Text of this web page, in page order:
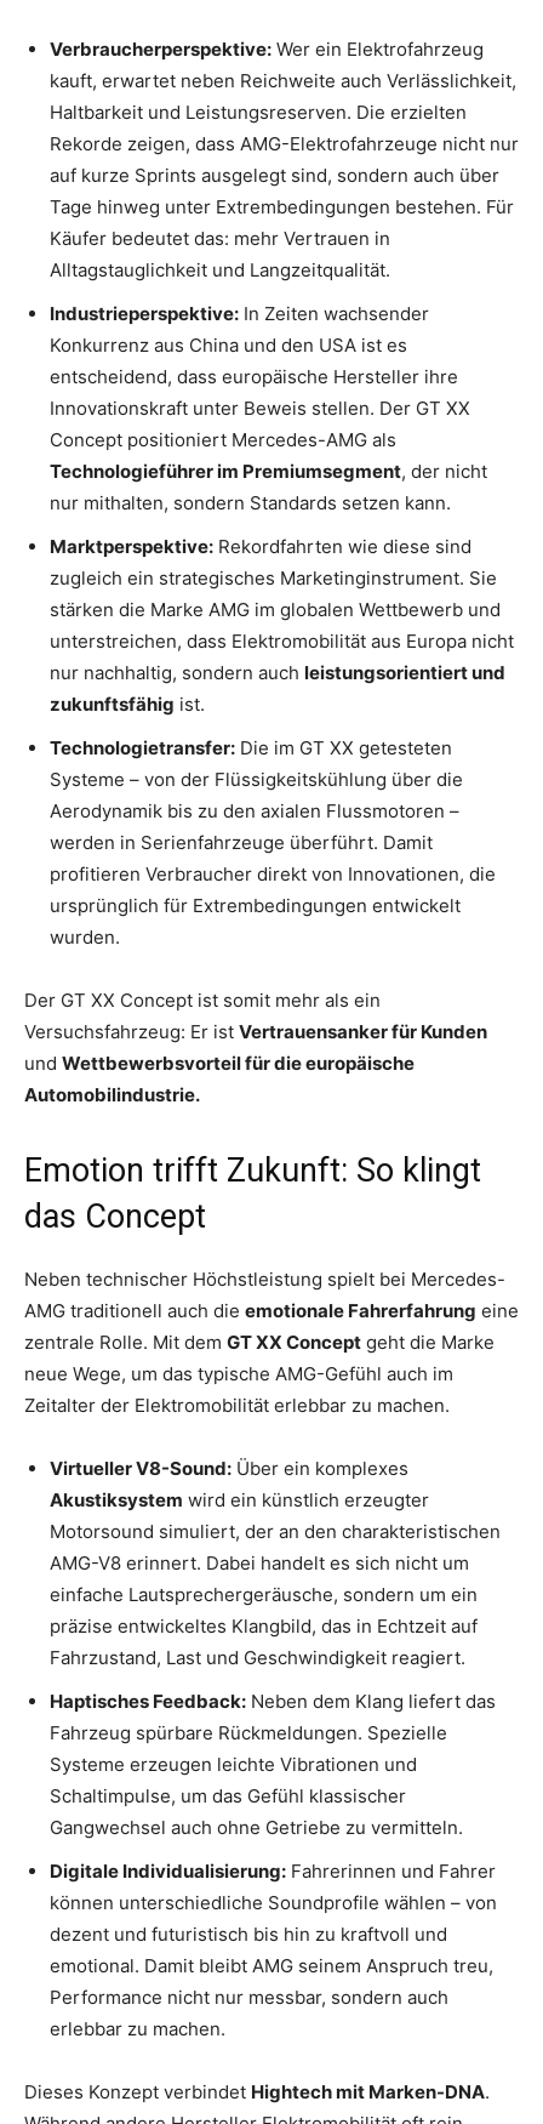
Verbraucherperspektive: Wer ein Elektrofahrzeug
kauft, erwartet neben Reichweite auch Verlässlichkeit,
Haltbarkeit und Leistungsreserven. Die erzielten
Rekorde zeigen, dass AMG-Elektrofahrzeuge nicht nur
auf kurze Sprints ausgelegt sind, sondern auch über
Tage hinweg unter Extrembedingungen bestehen. Für
Käufer bedeutet das: mehr Vertrauen in
Alltagstauglichkeit und Langzeitqualität.
Industrieperspektive: In Zeiten wachsender
Konkurrenz aus China und den USA ist es
entscheidend, dass europäische Hersteller ihre
Innovationskraft unter Beweis stellen. Der GT XX
Concept positioniert Mercedes-AMG als
Technologieführer im Premiumsegment, der nicht
nur mithalten, sondern Standards setzen kann.
Marktperspektive: Rekordfahrten wie diese sind
zugleich ein strategisches Marketinginstrument. Sie
stärken die Marke AMG im globalen Wettbewerb und
unterstreichen, dass Elektromobilität aus Europa nicht
nur nachhaltig, sondern auch leistungsorientiert und
zukunftsfähig ist.
Technologietransfer: Die im GT XX getesteten
Systeme – von der Flüssigkeitskühlung über die
Aerodynamik bis zu den axialen Flussmotoren –
werden in Serienfahrzeuge überführt. Damit
profitieren Verbraucher direkt von Innovationen, die
ursprünglich für Extrembedingungen entwickelt
wurden.
Der GT XX Concept ist somit mehr als ein
Versuchsfahrzeug: Er ist Vertrauensanker für Kunden
und Wettbewerbsvorteil für die europäische
Automobilindustrie.
Emotion trifft Zukunft: So klingt
das Concept
Neben technischer Höchstleistung spielt bei Mercedes-
AMG traditionell auch die emotionale Fahrerfahrung eine
zentrale Rolle. Mit dem GT XX Concept geht die Marke
neue Wege, um das typische AMG-Gefühl auch im
Zeitalter der Elektromobilität erlebbar zu machen.
Virtueller V8-Sound: Über ein komplexes
Akustiksystem wird ein künstlich erzeugter
Motorsound simuliert, der an den charakteristischen
AMG-V8 erinnert. Dabei handelt es sich nicht um
einfache Lautsprechergeräusche, sondern um ein
präzise entwickeltes Klangbild, das in Echtzeit auf
Fahrzustand, Last und Geschwindigkeit reagiert.
Haptisches Feedback: Neben dem Klang liefert das
Fahrzeug spürbare Rückmeldungen. Spezielle
Systeme erzeugen leichte Vibrationen und
Schaltimpulse, um das Gefühl klassischer
Gangwechsel auch ohne Getriebe zu vermitteln.
Digitale Individualisierung: Fahrerinnen und Fahrer
können unterschiedliche Soundprofile wählen – von
dezent und futuristisch bis hin zu kraftvoll und
emotional. Damit bleibt AMG seinem Anspruch treu,
Performance nicht nur messbar, sondern auch
erlebbar zu machen.
Dieses Konzept verbindet Hightech mit Marken-DNA.